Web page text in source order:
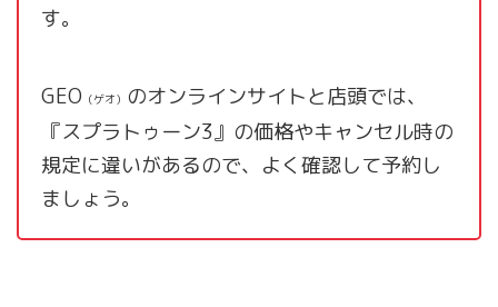
す。
GEO （ゲオ） のオンラインサイトと店頭では、
『スプラトゥーン3』の価格やキャンセル時の
規定に違いがあるので、よく確認して予約し
ましょう。